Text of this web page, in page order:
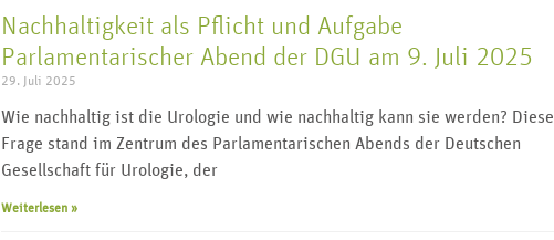
Nachhaltigkeit als Pflicht und Aufgabe
Parlamentarischer Abend der DGU am 9. Juli 2025
29. Juli 2025
Wie nachhaltig ist die Urologie und wie nachhaltig kann sie werden? Diese
Frage stand im Zentrum des Parlamentarischen Abends der Deutschen
Gesellschaft für Urologie, der
Weiterlesen »